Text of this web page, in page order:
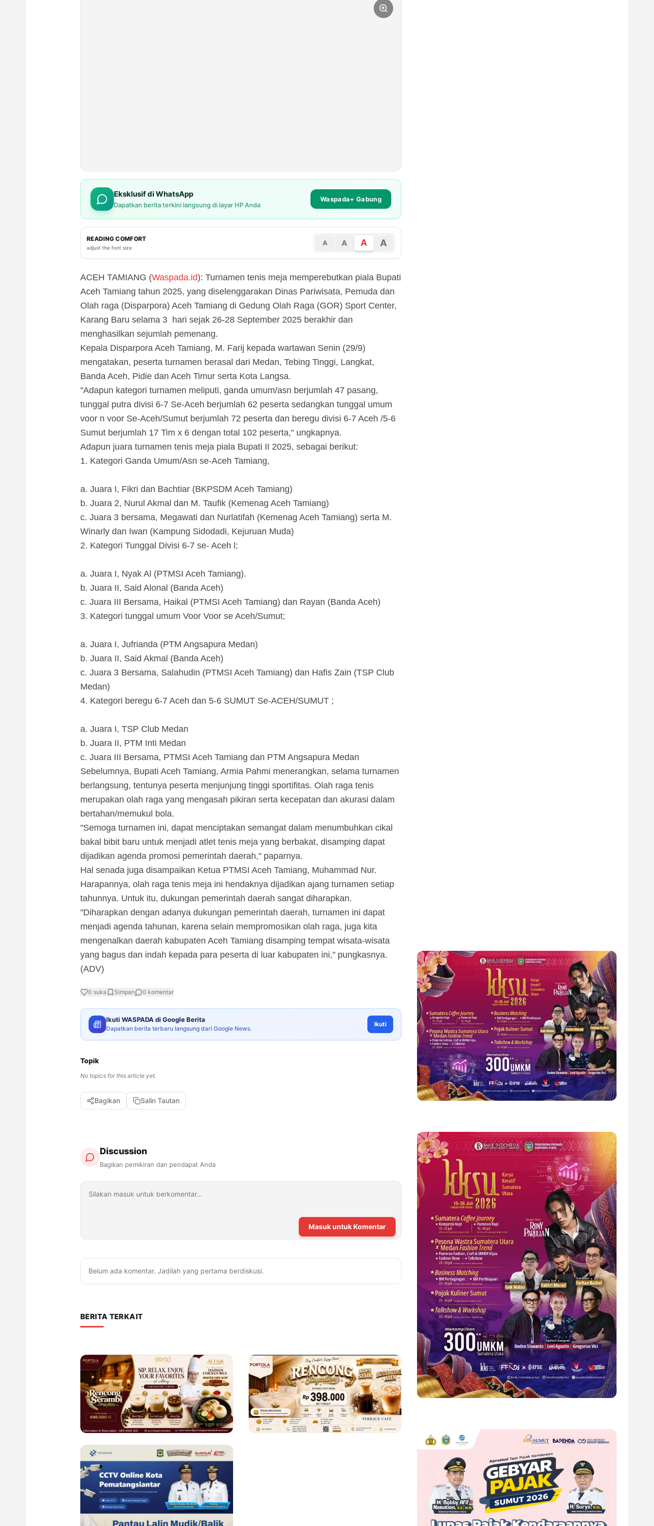
Eksklusif di WhatsApp
Dapatkan berita terkini langsung di layar HP Anda
Waspada+ Gabung
READING COMFORT
adjust the font size
A A A A
ACEH TAMIANG (Waspada.id): Turnamen tenis meja memperebutkan piala Bupati
Aceh Tamiang tahun 2025, yang diselenggarakan Dinas Pariwisata, Pemuda dan
Olah raga (Disparpora) Aceh Tamiang di Gedung Olah Raga (GOR) Sport Center,
Karang Baru selama 3 hari sejak 26-28 September 2025 berakhir dan
menghasilkan sejumlah pemenang.
Kepala Disparpora Aceh Tamiang, M. Farij kepada wartawan Senin (29/9)
mengatakan, peserta turnamen berasal dari Medan, Tebing Tinggi, Langkat,
Banda Aceh, Pidie dan Aceh Timur serta Kota Langsa.
"Adapun kategori turnamen meliputi, ganda umum/asn berjumlah 47 pasang,
tunggal putra divisi 6-7 Se-Aceh berjumlah 62 peserta sedangkan tunggal umum
voor n voor Se-Aceh/Sumut berjumlah 72 peserta dan beregu divisi 6-7 Aceh /5-6
Sumut berjumlah 17 Tim x 6 dengan total 102 peserta," ungkapnya.
Adapun juara turnamen tenis meja piala Bupati II 2025, sebagai berikut:
1. Kategori Ganda Umum/Asn se-Aceh Tamiang,
a. Juara I, Fikri dan Bachtiar (BKPSDM Aceh Tamiang)
b. Juara 2, Nurul Akmal dan M. Taufik (Kemenag Aceh Tamiang)
c. Juara 3 bersama, Megawati dan Nurlatifah (Kemenag Aceh Tamiang) serta M.
Winarly dan Iwan (Kampung Sidodadi, Kejuruan Muda)
2. Kategori Tunggal Divisi 6-7 se- Aceh l;
a. Juara I, Nyak Al (PTMSI Aceh Tamiang).
b. Juara II, Said Alonal (Banda Aceh)
c. Juara III Bersama, Haikal (PTMSI Aceh Tamiang) dan Rayan (Banda Aceh)
3. Kategori tunggal umum Voor Voor se Aceh/Sumut;
a. Juara I, Jufrianda (PTM Angsapura Medan)
b. Juara II, Said Akmal (Banda Aceh)
c. Juara 3 Bersama, Salahudin (PTMSI Aceh Tamiang) dan Hafis Zain (TSP Club
Medan)
4. Kategori beregu 6-7 Aceh dan 5-6 SUMUT Se-ACEH/SUMUT ;
a. Juara I, TSP Club Medan
b. Juara II, PTM Inti Medan
c. Juara III Bersama, PTMSI Aceh Tamiang dan PTM Angsapura Medan
Sebelumnya, Bupati Aceh Tamiang, Armia Pahmi menerangkan, selama turnamen
berlangsung, tentunya peserta menjunjung tinggi sportifitas. Olah raga tenis
merupakan olah raga yang mengasah pikiran serta kecepatan dan akurasi dalam
bertahan/memukul bola.
"Semoga turnamen ini, dapat menciptakan semangat dalam menumbuhkan cikal
bakal bibit baru untuk menjadi atlet tenis meja yang berbakat, disamping dapat
dijadikan agenda promosi pemerintah daerah," paparnya.
Hal senada juga disampaikan Ketua PTMSI Aceh Tamiang, Muhammad Nur.
Harapannya, olah raga tenis meja ini hendaknya dijadikan ajang turnamen setiap
tahunnya. Untuk itu, dukungan pemerintah daerah sangat diharapkan.
"Diharapkan dengan adanya dukungan pemerintah daerah, turnamen ini dapat
menjadi agenda tahunan, karena selain mempromosikan olah raga, juga kita
mengenalkan daerah kabupaten Aceh Tamiang disamping tempat wisata-wisata
yang bagus dan indah kepada para peserta di luar kabupaten ini," pungkasnya.
(ADV)
0 suka Simpan 0 komentar
Ikuti WASPADA di Google Berita
Dapatkan berita terbaru langsung dari Google News.
Ikuti
Topik
No topics for this article yet.
Bagikan Salin Tautan
Discussion
Bagikan pemikiran dan pendapat Anda
Masuk untuk Komentar
Belum ada komentar. Jadilah yang pertama berdiskusi.
BERITA TERKAIT